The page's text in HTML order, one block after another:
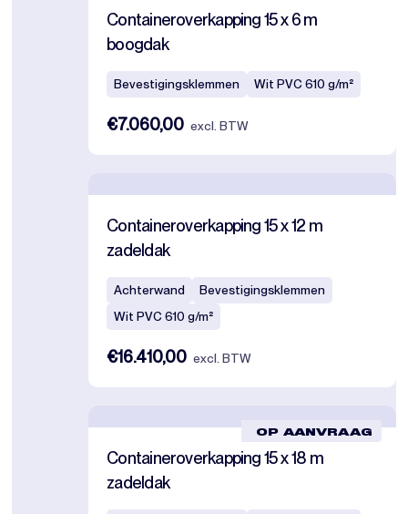
Containeroverkapping 15 x 6 m
boogdak
Bevestigingsklemmen Wit PVC 610 g/m²
€7.060,00 excl. BTW
Containeroverkapping 15 x 12 m
zadeldak
Achterwand
Bevestigingsklemmen
Wit PVC 610 g/m²
€16.410,00 excl. BTW
OP AANVRAAG
Containeroverkapping 15 x 18 m
zadeldak